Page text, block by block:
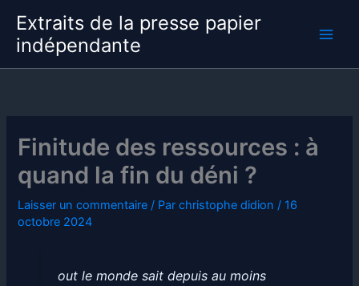
contenu
Extraits de la presse papier
indépendante
Finitude des ressources : à
quand la fin du déni ?
Laisser un commentaire / Parchristophe didion / 16
octobre 2024
out le monde sait depuis au moins